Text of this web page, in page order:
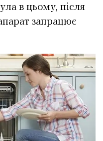
в цьому, після
запрацює